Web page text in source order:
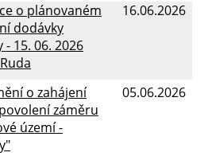
16.06.2026
o plánovaném
dodávky
15. 06. 2026
05.06.2026
o zahájení
záměru
území -